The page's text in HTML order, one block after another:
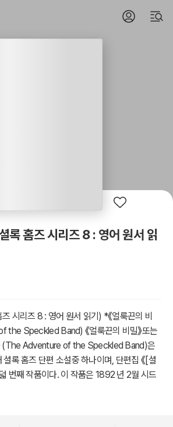
록 홈즈 시리즈 8 : 영어 원서 읽
시리즈 8 : 영어 원서 읽기) *《얼룩끈의 비
the Speckled Band) 《얼룩끈의 비밀》또는
(The Adventure of the Speckled Band)은
록 홈즈 단편 소설중 하나이며, 단편집 《[셜
번째 작품이다. 이 작품은 1892 년 2월 시드